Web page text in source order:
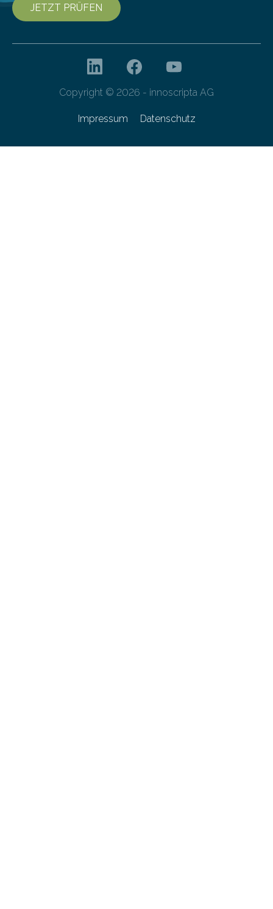
JETZT PRÜFEN
Copyright © 2026 - innoscripta AG
Impressum Datenschutz